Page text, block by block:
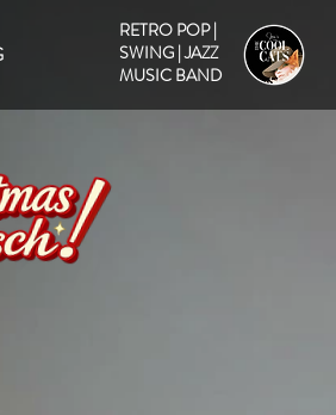
RETRO POP |
SWING | JAZZ
MUSIC BAND